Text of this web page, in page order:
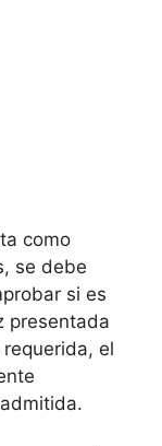
como
se debe
si es
presentada
el